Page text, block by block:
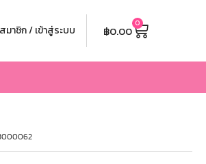
าชิก / เข้าสู่ระบบ ฿0.00 0